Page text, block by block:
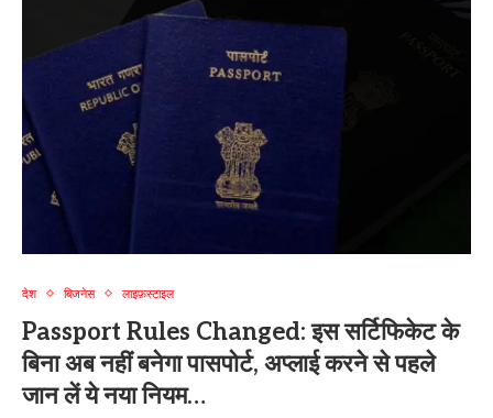
देश बिजनेस लाइफ़स्टाइल
Passport Rules Changed: इस सर्टिफिकेट के
बिना अब नहीं बनेगा पासपोर्ट, अप्लाई करने से पहले
जान लें ये नया नियम…